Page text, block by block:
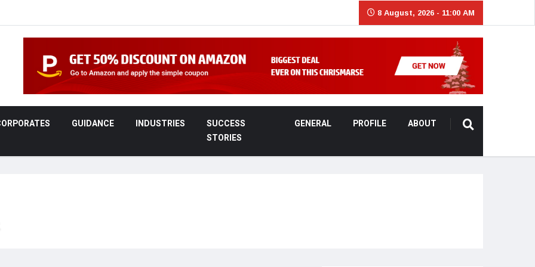
8 August, 2026 - 11:00 AM
GUIDANCE INDUSTRIES
SUCCESS
STORIES
GENERAL PROFILE ABOUT